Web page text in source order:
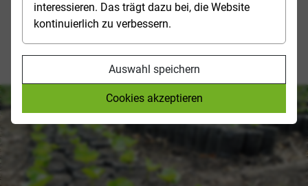
interessieren. Das trägt dazu bei, die Website
kontinuierlich zu verbessern.
Auswahl speichern
Cookies akzeptieren
möglichst umweltschonenden Produktion und